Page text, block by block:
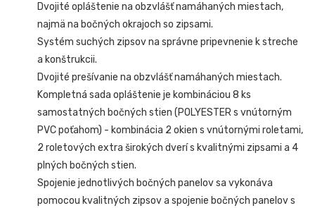
Dvojité opláštenie na obzvlášť namáhaných miestach,
najmä na bočných okrajoch so zipsami.
Systém suchých zipsov na správne pripevnenie k streche
a konštrukcii.
Dvojité prešívanie na obzvlášť namáhaných miestach.
Kompletná sada opláštenie je kombináciou 8 ks
samostatných bočných stien (POLYESTER s vnútorným
PVC poťahom) -kombinácia 2 okien s vnútornými roletami,
2 roletových extra širokých dverí s kvalitnými zipsami a 4
plných bočných stien.
Spojenie jednotlivých bočných panelov sa vykonáva
pomocou kvalitných zipsov a spojenie bočných panelov s